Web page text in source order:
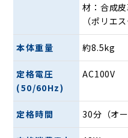
首肩へのマッサージに特化
げ」の2種類のマッサージか
調節も可能で、お好みの高
材：合成
（ポリエス
本体重量 約8.5kg
定格電圧
(50/60Hz)
AC100V
定格時間 30分（オ